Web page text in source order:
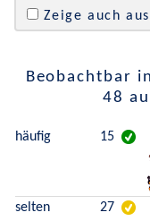
Zeige auch
Beobachtbar
48
häufig 15
selten 27